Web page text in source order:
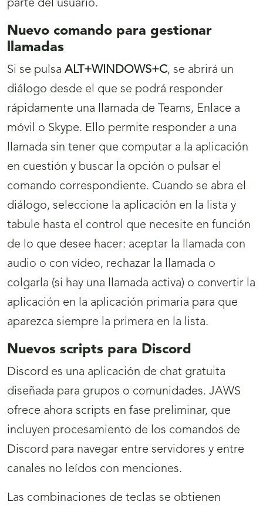
parte del usuario.
Nuevo comando para gestionar
llamadas
Si se pulsa ALT+WINDOWS+C, se abrirá un
diálogo desde el que se podrá responder
rápidamente una llamada de Teams, Enlace a
móvil o Skype. Ello permite responder a una
llamada sin tener que computar a la aplicación
en cuestión y buscar la opción o pulsar el
comando correspondiente. Cuando se abra el
diálogo, seleccione la aplicación en la lista y
tabule hasta el control que necesite en función
de lo que desee hacer: aceptar la llamada con
audio o con vídeo, rechazar la llamada o
colgarla (si hay una llamada activa) o convertir la
aplicación en la aplicación primaria para que
aparezca siempre la primera en la lista.
Nuevos scripts para Discord
Discord es una aplicación de chat gratuita
diseñada para grupos o comunidades. JAWS
ofrece ahora scripts en fase preliminar, que
incluyen procesamiento de los comandos de
Discord para navegar entre servidores y entre
canales no leídos con menciones.
Las combinaciones de teclas se obtienen